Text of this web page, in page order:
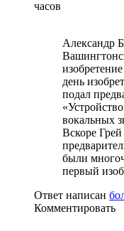
часов
Александр
день
подал
вокальных
Вскоре Грей
были
первый
Ответ написан
Комментировать